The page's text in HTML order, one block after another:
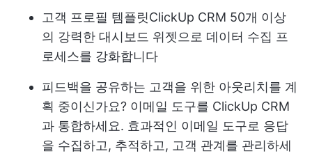
고객 프로필 템플릿ClickUp CRM 50개 이상
의 강력한 대시보드 위젯으로 데이터 수집 프
로세스를 강화합니다
피드백을 공유하는 고객을 위한 아웃리치를 계
획 중이신가요? 이메일 도구를 ClickUp CRM
과 통합하세요. 효과적인 이메일 도구로 응답
을 수집하고, 추적하고, 고객 관계를 관리하세